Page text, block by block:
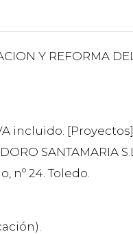
Y REFORMA
incluido. [Proyectos].
SANTAMARIA S.L.
nº 24. Toledo.